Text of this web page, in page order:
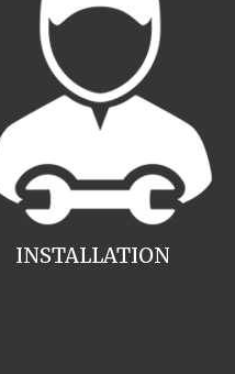
INSTALLATION